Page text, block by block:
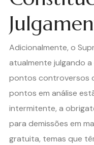
Adicionalmente, o
atualmente julgando
pontos controversos
pontos em análise
intermitente, a
para demissões em
gratuita, temas que